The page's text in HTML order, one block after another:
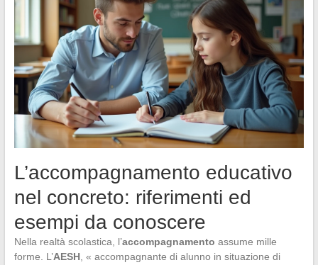
L’accompagnamento educativo
nel concreto: riferimenti ed
esempi da conoscere
Nella realtà scolastica, l’accompagnamento assume mille
forme. L’AESH, « accompagnante di alunno in situazione di